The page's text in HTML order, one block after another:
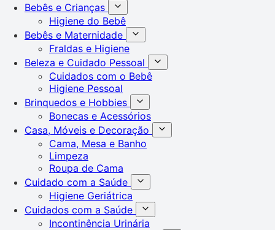
Bebês e Crianças
Higiene do Bebê
Bebês e Maternidade
Fraldas e Higiene
Beleza e Cuidado Pessoal
Cuidados com o Bebê
Higiene Pessoal
Brinquedos e Hobbies
Bonecas e Acessórios
Casa, Móveis e Decoração
Cama, Mesa e Banho
Limpeza
Roupa de Cama
Cuidado com a Saúde
Higiene Geriátrica
Cuidados com a Saúde
Incontinência Urinária